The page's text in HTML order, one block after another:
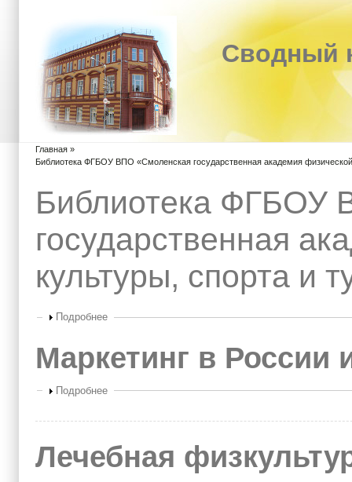
Сводный
Вы здесь
Главная »
Библиотека ФГБОУ ВПО «Смоленская государственная академия
Библиотека ФГБОУ
государственная
культуры, спорта и
Показать
Подробнее
Маркетинг в России
Показать
Подробнее
Лечебная